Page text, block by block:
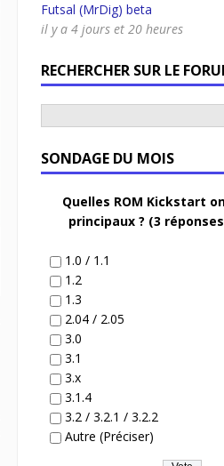
Futsal (MrDig) beta
il y a 4 jours et 20 heures
RECHERCHER SUR LE
SONDAGE DU MOIS
Quelles ROM Kickstart
principaux ? (3
1.0 / 1.1
1.2
1.3
2.04 / 2.05
3.0
3.1
3.x
3.1.4
3.2 / 3.2.1 / 3.2.2
Autre (Préciser)